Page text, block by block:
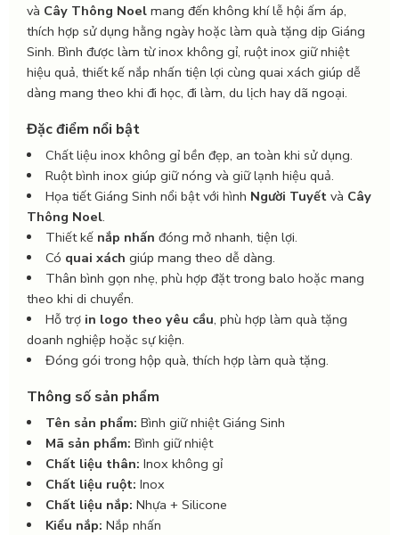
và Cây Thông Noel mang đến không khí lễ hội ấm áp,
thích hợp sử dụng hằng ngày hoặc làm quà tặng dịp Giáng
Sinh. Bình được làm từ inox không gỉ, ruột inox giữ nhiệt
hiệu quả, thiết kế nắp nhấn tiện lợi cùng quai xách giúp dễ
dàng mang theo khi đi học, đi làm, du lịch hay dã ngoại.
Đặc điểm nổi bật
Chất liệu inox không gỉ bền đẹp, an toàn khi sử dụng.
Ruột bình inox giúp giữ nóng và giữ lạnh hiệu quả.
Họa tiết Giáng Sinh nổi bật với hình Người Tuyếtvà Cây
Thông Noel.
Thiết kế nắp nhấn đóng mở nhanh, tiện lợi.
Có quai xách giúp mang theo dễ dàng.
Thân bình gọn nhẹ, phù hợp đặt trong balo hoặc mang
theo khi di chuyển.
Hỗ trợ in logo theo yêu cầu, phù hợp làm quà tặng
doanh nghiệp hoặc sự kiện.
Đóng gói trong hộp quà, thích hợp làm quà tặng.
Thông số sản phẩm
Tên sản phẩm: Bình giữ nhiệt Giáng Sinh
Mã sản phẩm: Bình giữ nhiệt
Chất liệu thân: Inox không gỉ
Chất liệu ruột: Inox
Chất liệu nắp: Nhựa + Silicone
Kiểu nắp: Nắp nhấn